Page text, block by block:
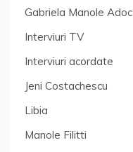
Gabriela Manole Adoc
Interviuri TV
Interviuri acordate
Jeni Costachescu
Libia
Manole Filitti